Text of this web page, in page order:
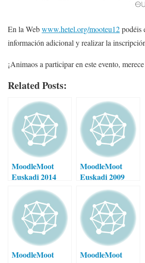
En la Webwww.hetel.org/mooteu12podéis
información adicional y realizar la
¡Animaos a participar en este evento,
Related Posts:
MoodleMoot
Euskadi 2014
MoodleMoot
Euskadi 2009
MoodleMoot
MoodleMoot